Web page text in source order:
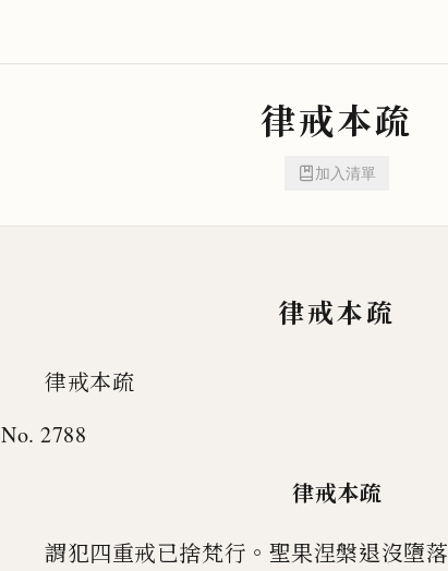
律戒本疏
加入清單
律戒本疏
律戒本疏
No. 2788
律戒本疏
謂犯四重戒已捨梵行 。 聖果涅槃退沒墮落